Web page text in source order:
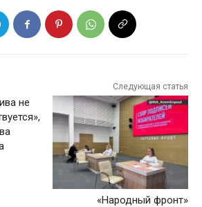
не
Следующая статья
«Народный фронт»